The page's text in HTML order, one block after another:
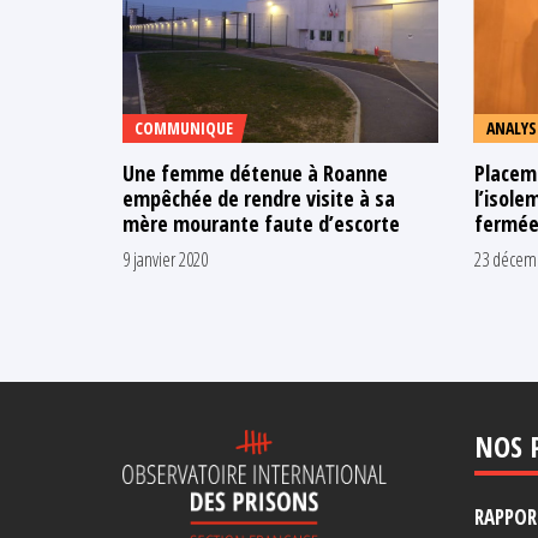
COMMUNIQUE
Une femme détenue à Roanne
empêchée de rendre visite à sa
mère mourante faute d’escorte
9 janvier 2020 23
NOS